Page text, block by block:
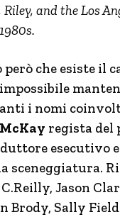
and the Los
che esiste il
i nomi
regista del
esecutivo
sceneggiatura.
Jason
Brody, Sally